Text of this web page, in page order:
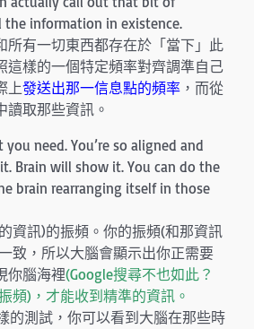
information in existence.
所有一切東西都存在於「當下」此
這樣的一個特定頻率對齊調準自己
上發送出那一信息點的頻率 ，而從
讀取那些資訊。
you need. You’re so aligned and
Brain will show it. You can do the
brain rearranging itself in those
資訊)的振頻。你的振頻(和那資訊
致，所以大腦會顯示出你正需要
你腦海裡(Google搜尋不也如此？
頻)，才能收到精準的資訊。
的測試，你可以看到大腦在那些時